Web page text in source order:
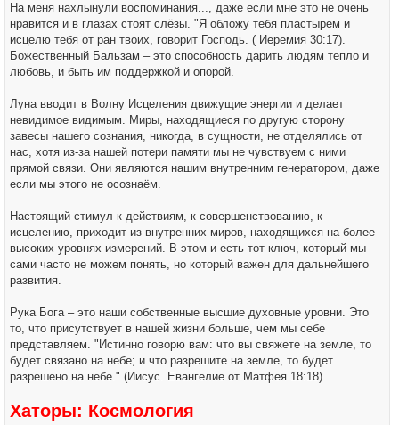
На меня нахлынули воспоминания..., даже если мне это не очень
нравится и в глазах стоят слёзы. "Я обложу тебя пластырем и
исцелю тебя от ран твоих, говорит Господь. ( Иеремия 30:17).
Божественный Бальзам – это способность дарить людям тепло и
любовь, и быть им поддержкой и опорой.
Луна вводит в Волну Исцеления движущие энергии и делает
невидимое видимым. Миры, находящиеся по другую сторону
завесы нашего сознания, никогда, в сущности, не отделялись от
нас, хотя из-за нашей потери памяти мы не чувствуем с ними
прямой связи. Они являются нашим внутренним генератором, даже
если мы этого не осознаём.
Настоящий стимул к действиям, к совершенствованию, к
исцелению, приходит из внутренних миров, находящихся на более
высоких уровнях измерений. В этом и есть тот ключ, который мы
сами часто не можем понять, но который важен для дальнейшего
развития.
Рука Бога – это наши собственные высшие духовные уровни. Это
то, что присутствует в нашей жизни больше, чем мы себе
представляем. "Истинно говорю вам: что вы свяжете на земле, то
будет связано на небе; и что разрешите на земле, то будет
разрешено на небе." (Иисус. Евангелие от Матфея 18:18)
Хаторы: Космология